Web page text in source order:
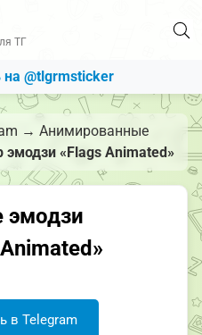
ТГ
@tlgrmsticker
→ Анимированные
эмодзи «Flags Animated»
в Telegram